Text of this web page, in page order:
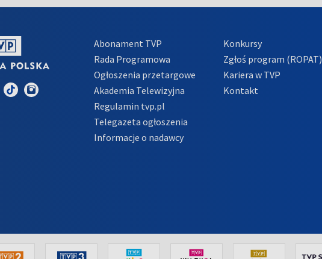
Abonament TVP
Rada Programowa
Ogłoszenia przetargowe
Akademia Telewizyjna
Regulamin tvp.pl
Telegazeta ogłoszenia
Informacje o nadawcy
Konkursy
Zgłoś program (ROPAT)
Kariera w TVP
Kontakt